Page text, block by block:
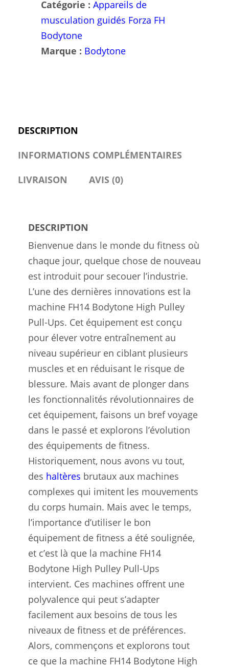
révolutionne
la
forme
physique
Catégorie : Appareils de
musculation guidés Forza FH
Bodytone
Marque : Bodytone
DESCRIPTION
INFORMATIONS COMPLÉMENTAIRES
LIVRAISON
AVIS (0)
DESCRIPTION
Bienvenue dans le monde du fitness où
chaque jour, quelque chose de nouveau
est introduit pour secouer l’industrie.
L’une des dernières innovations est la
machine FH14 Bodytone High Pulley
Pull-Ups. Cet équipement est conçu
pour élever votre entraînement au
niveau supérieur en ciblant plusieurs
muscles et en réduisant le risque de
blessure. Mais avant de plonger dans
les fonctionnalités révolutionnaires de
cet équipement, faisons un bref voyage
dans le passé et explorons l’évolution
des équipements de fitness.
Historiquement, nous avons vu tout,
des haltères brutaux aux machines
complexes qui imitent les mouvements
du corps humain. Mais avec le temps,
l’importance d’utiliser le bon
équipement de fitness a été soulignée,
et c’est là que la machine FH14
Bodytone High Pulley Pull-Ups
intervient. Ces machines offrent une
polyvalence qui peut s’adapter
facilement aux besoins de tous les
niveaux de fitness et de préférences.
Alors, commençons et explorons tout
ce que la machine FH14 Bodytone High